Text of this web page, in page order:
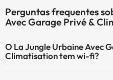
Perguntas frequentes
Avec Garage Privé &
O La Jungle Urbaine Avec
Climatisation tem wi-fi?